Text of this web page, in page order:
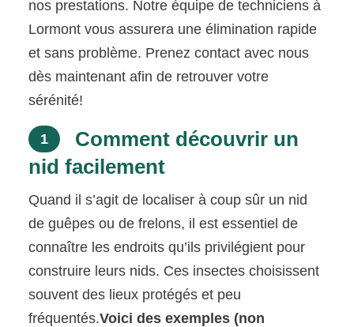
nos prestations. Notre équipe de techniciens à
Lormont vous assurera une élimination rapide
et sans problème. Prenez contact avec nous
dès maintenant afin de retrouver votre
sérénité!
1
Comment découvrir un
nid facilement
Quand il s’agit de localiser à coup sûr un nid
de guêpes ou de frelons, il est essentiel de
connaître les endroits qu’ils privilégient pour
construire leurs nids. Ces insectes choisissent
souvent des lieux protégés et peu
fréquentés.Voici des exemples (non